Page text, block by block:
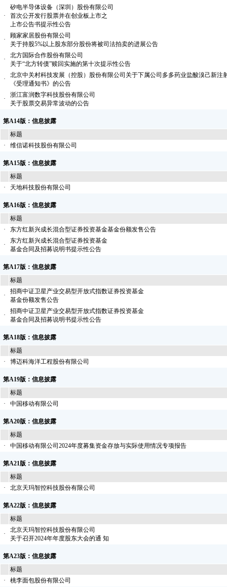
·
矽电半导体设备（深圳）股份有限公司
首次公开发行股票并在创业板上市之
上市公告书提示性公告
·
顾家家居股份有限公司
关于持股5%以上股东部分股份将被司法拍卖的进展公告
·
北方国际合作股份有限公司
关于“北方转债”赎回实施的第十次提示性公告
·
北京中关村科技发展（控股）股份有限公司关于下属公司多多药业盐酸溴己新注
《受理通知书》的公告
·
浙江富润数字科技股份有限公司
关于股票交易异常波动的公告
第A14版：信息披露
标题
·
维信诺科技股份有限公司
第A15版：信息披露
标题
·
天地科技股份有限公司
第A16版：信息披露
标题
·
东方红新兴成长混合型证券投资基金基金份额发售公告
·
东方红新兴成长混合型证券投资基金
基金合同及招募说明书提示性公告
第A17版：信息披露
标题
·
招商中证卫星产业交易型开放式指数证券投资基金
基金份额发售公告
·
招商中证卫星产业交易型开放式指数证券投资基金
基金合同及招募说明书提示性公告
第A18版：信息披露
标题
·
博迈科海洋工程股份有限公司
第A19版：信息披露
标题
·
中国移动有限公司
第A20版：信息披露
标题
·
中国移动有限公司2024年度募集资金存放与实际使用情况专项报告
第A21版：信息披露
标题
·
北京天玛智控科技股份有限公司
第A22版：信息披露
标题
·
北京天玛智控科技股份有限公司
关于召开2024年年度股东大会的通 知
第A23版：信息披露
标题
·
桃李面包股份有限公司